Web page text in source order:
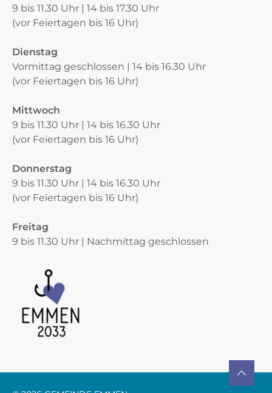
9 bis 11.30 Uhr | 14 bis 17.30 Uhr
(vor Feiertagen bis 16 Uhr)
Dienstag
Vormittag geschlossen | 14 bis 16.30 Uhr
(vor Feiertagen bis 16 Uhr)
Mittwoch
9 bis 11.30 Uhr | 14 bis 16.30 Uhr
(vor Feiertagen bis 16 Uhr)
Donnerstag
9 bis 11.30 Uhr | 14 bis 16.30 Uhr
(vor Feiertagen bis 16 Uhr)
Freitag
9 bis 11.30 Uhr | Nachmittag geschlossen
Verschiedene Informationen